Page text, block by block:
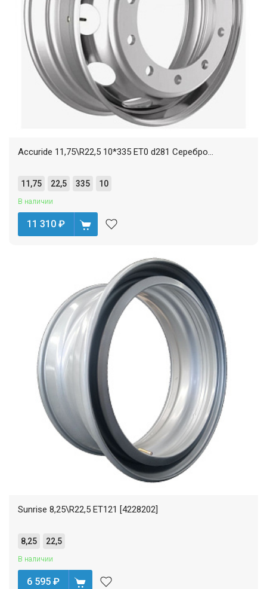
Accuride 11,75\R22,5 10*335 ET0 d281 Серебро...
11,75 22,5 335 10
В наличии
11 310 ₽
Sunrise 8,25\R22,5 ET121 [4228202]
8,25 22,5
В наличии
6 595 ₽